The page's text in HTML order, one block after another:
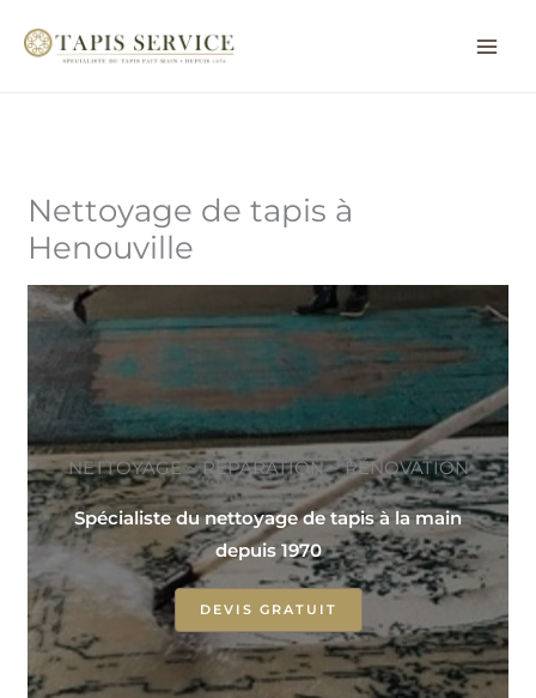
Nettoyage de tapis à
Henouville
NETTOYAGE ~ RÉPARATION ~ RÉNOVATION
Spécialiste du nettoyage de tapis à la main
depuis 1970
DEVIS GRATUIT